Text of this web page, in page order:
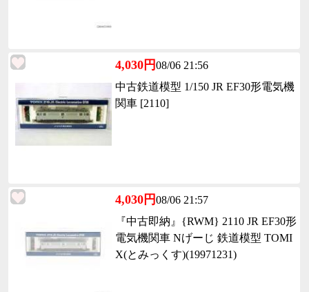
4,030円08/06 21:56
中古鉄道模型 1/150 JR EF30形電気機
関車 [2110]
4,030円08/06 21:57
『中古即納』{RWM} 2110 JR EF30形
電気機関車 Nげーじ 鉄道模型 TOMI
X(とみっくす)(19971231)